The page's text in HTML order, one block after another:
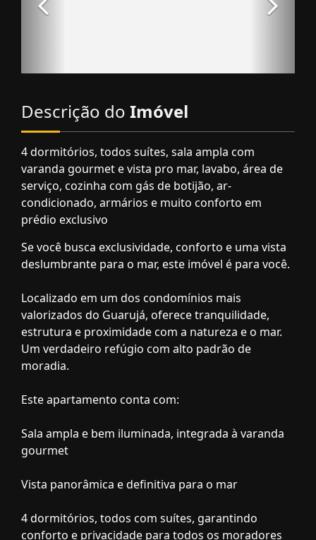
Descrição do Imóvel
4 dormitórios, todos suítes, sala ampla com
varanda gourmet e vista pro mar, lavabo, área de
serviço, cozinha com gás de botijão, ar-
condicionado, armários e muito conforto em
prédio exclusivo
Se você busca exclusividade, conforto e uma vista
deslumbrante para o mar, este imóvel é para você.
Localizado em um dos condomínios mais
valorizados do Guarujá, oferece tranquilidade,
estrutura e proximidade com a natureza e o mar.
Um verdadeiro refúgio com alto padrão de
moradia.
Este apartamento conta com:
Sala ampla e bem iluminada, integrada à varanda
gourmet
Vista panorâmica e definitiva para o mar
4 dormitórios, todos com suítes, garantindo
conforto e privacidade para todos os moradores